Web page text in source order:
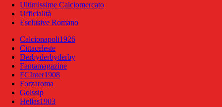
Ultimissime Calciomercato
Ufficialità
Esclusive Romano
Calcionapoli1926
Cittaceleste
Derbyderbyderby
Fantamagazine
FCInter1908
Forzaroma
Golssip
Hellas1903